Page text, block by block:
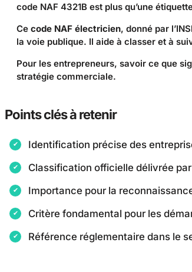
code NAF 4321B est plus qu’une
Ce code NAF électricien, donné par
la voie publique. Il aide à classer et à
Pour les entrepreneurs, savoir ce que
stratégie commerciale.
Points clés à retenir
Identification précise des
Classification officielle délivrée par
Importance pour la
Critère fondamental pour les
Référence réglementaire dans le